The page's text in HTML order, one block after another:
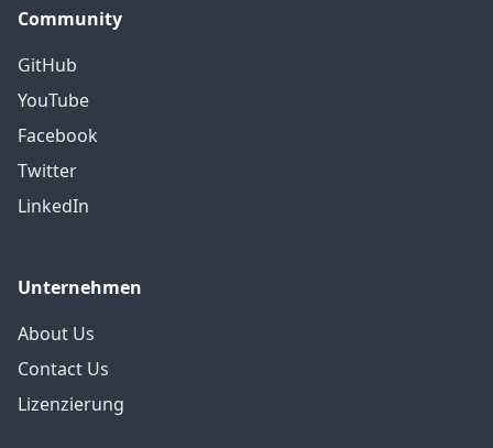
Community
GitHub
YouTube
Facebook
Twitter
LinkedIn
Unternehmen
About Us
Contact Us
Lizenzierung